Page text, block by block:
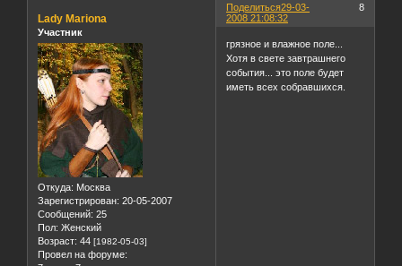
Поделиться 8
29-03-
2008 21:08:32
Lady Mariona
Участник
Откуда: Москва
Зарегистрирован: 20-05-2007
Сообщений: 25
Пол: Женский
Возраст: 44 [1982-05-03]
Провел на форуме:
грязное и влажное поле...
Хотя в свете завтрашнего
события... это поле будет
иметь всех собравшихся.